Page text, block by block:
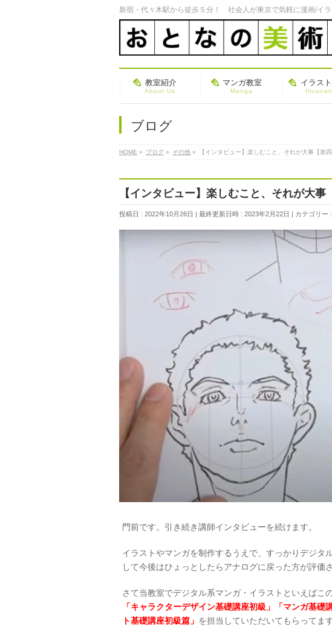
新宿・代々木駅から徒歩５分！ 社会人が東京で気軽に漫画/イ
教室紹介
About Us
マンガ教室
Manga
イラス
ブログ
HOME » ブログ » その他 » 【インタビュー】楽しむこと、それが大事【第
【インタビュー】楽しむこと、それが大事
投稿日 : 2022年10月26日 最終更新日時 : 2023年2月22日 カテゴリー :
門前です。引き続き講師インタビューを続けます。
イラストやマンガを制作するうえで、すっかりデジタ
して今後はひょっとしたらアナログに戻った方が評価
さて当教室でデジタル系マンガ・イラストといえばこの
「キャラクターデザイン基礎講座初級」「マンガ基礎講
ト基礎講座初級篇」 を担当していただいてもらってま